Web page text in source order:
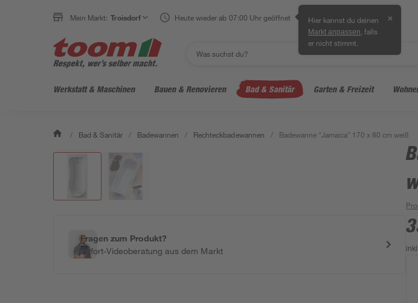
Mein Markt: Troisdorf Heute wieder ab 07:00 Uhr geöffnet Hier kannst du deinen
Markt anpassen , falls
er nicht stimmt.
✕
Werkstatt & Maschinen Bauen & Renovieren Bad & Sanitär Garten & Freizeit
/ Bad & Sanitär / Badewannen / Rechteckbadewannen / Badewanne "Jamaica" 170 x 80 cm weiß
Fragen zum Produkt?
Sofort-Videoberatung aus dem Markt